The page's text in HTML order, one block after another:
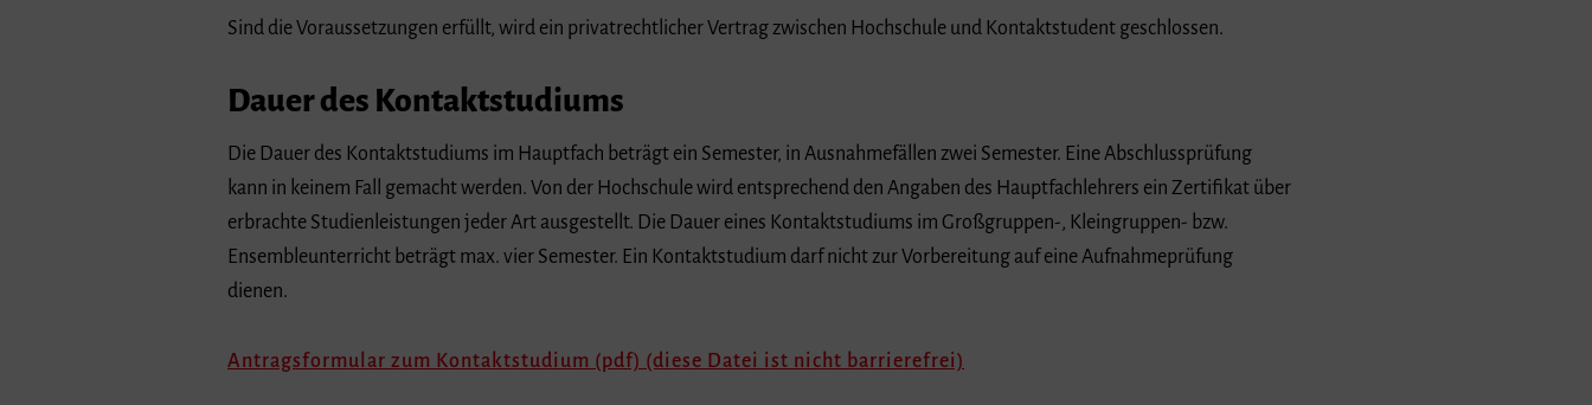
Sind die Voraussetzungen erfüllt, wird ein privatrechtlicher Vertrag zwischen Hochschule und Kontaktstudent geschlossen.
Dauer des Kontaktstudiums
Die Dauer des Kontaktstudiums im Hauptfach beträgt ein Semester, in Ausnahmefällen zwei Semester. Eine Abschlussprüfung
kann in keinem Fall gemacht werden. Von der Hochschule wird entsprechend den Angaben des Hauptfachlehrers ein Zertifikat über
erbrachte Studienleistungen jeder Art ausgestellt. Die Dauer eines Kontaktstudiums im Großgruppen-, Kleingruppen- bzw.
Ensembleunterricht beträgt max. vier Semester. Ein Kontaktstudium darf nicht zur Vorbereitung auf eine Aufnahmeprüfung
dienen.
Antragsformular zum Kontaktstudium (pdf) (diese Datei ist nicht barrierefrei)